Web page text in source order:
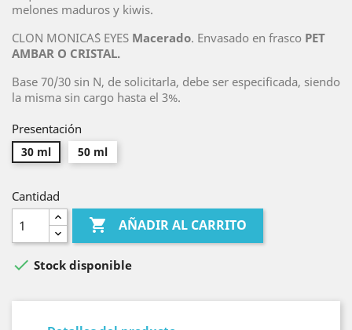
melones maduros y kiwis.
CLON MONICA´S EYES Macerado. Envasado en frasco PET
AMBAR O CRISTAL.
Base 70/30 sin N, de solicitarla, debe ser especificada, siendo
la misma sin cargo hasta el 3%.
Presentación
30 ml 50 ml
Cantidad
 AÑADIR AL CARRITO
 Stock disponible